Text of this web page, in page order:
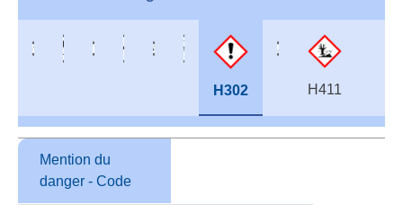
H302 H411
Mention du
danger - Code